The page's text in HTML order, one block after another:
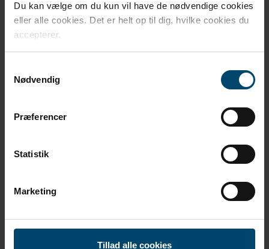
Du kan vælge om du kun vil have de nødvendige cookies
eller alle cookies. Det er helt op til dig, hvilke cookies du
accepterer.
Nødvendig
Præferencer
Statistik
Marketing
Tillad alle cookies
ældningstests, hvor produkterne udsættes for kraftige
klimapåvirkninger fra varme, kulde, UV-lys og
fugtighed.
Test og validering
Behov for
rådgivning?
kunder, udvikler vi løsninger - lavet til at tætne, dæmpe og